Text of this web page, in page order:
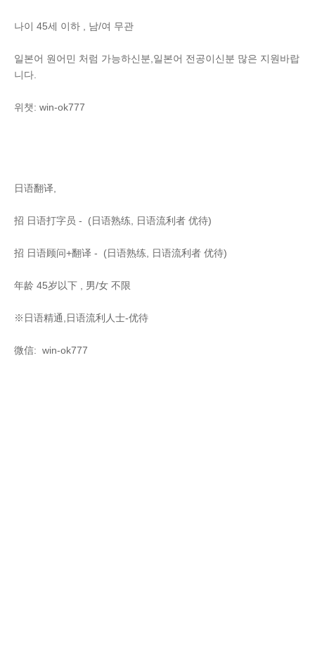
나이 45세 이하 , 남/여 무관
일본어 원어민 처럼 가능하신분,일본어 전공이신분 많은 지원바랍
니다.
위챗: win-ok777
日语翻译,
招 日语打字员 - (日语熟练, 日语流利者 优待)
招 日语顾问+翻译 - (日语熟练, 日语流利者 优待)
年龄 45岁以下 , 男/女 不限
※日语精通,日语流利人士-优待
微信: win-ok777